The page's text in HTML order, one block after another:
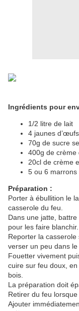
Ingrédients pour
1/2 litre de lait
4 jaunes d’œufs
70g de sucre
400g de crème
20cl de crème
5 ou 6 marrons
Préparation :
Porter à ébullition le
casserole du feu.
Dans une jatte,
pour les faire blanchir.
Reporter la
verser un peu dans
Fouetter vivement
cuire sur feu doux,
bois.
La préparation doit
Retirer du feu
Ajouter